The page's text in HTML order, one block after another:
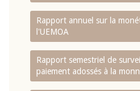
Rapport annuel sur la
l'UEMOA
Rapport semestriel de
paiement adossés à la